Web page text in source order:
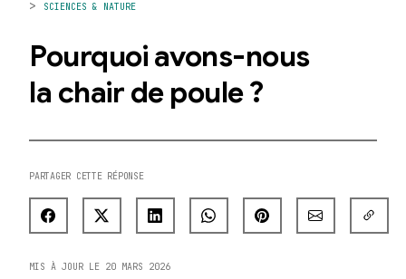
SCIENCES & NATURE
Pourquoi avons-nous
la chair de poule ?
PARTAGER CETTE RÉPONSE
MIS À JOUR LE 20 MARS 2026